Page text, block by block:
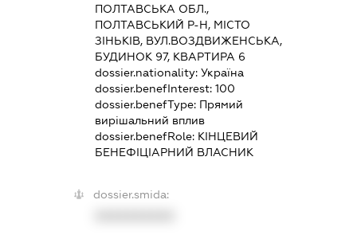
ПОЛТАВСЬКА ОБЛ.,
ПОЛТАВСЬКИЙ Р-Н, МІСТО
ЗІНЬКІВ, ВУЛ.ВОЗДВИЖЕНСЬКА,
БУДИНОК 97, КВАРТИРА 6
dossier.nationality:Україна
dossier.benefInterest:100
dossier.benefType: Прямий
вирішальний вплив
dossier.benefRole: КІНЦЕВИЙ
БЕНЕФІЦІАРНИЙ ВЛАСНИК
dossier.smida: